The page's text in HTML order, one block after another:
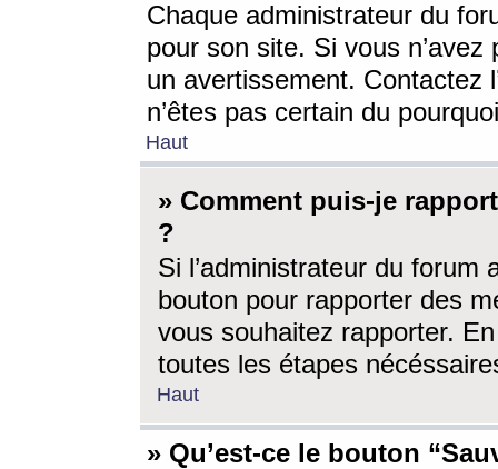
Chaque administrateur du
pour son site. Si vous
un avertissement. Contactez
n’êtes pas certain du
Haut
» Comment puis-je
?
Si l’administrateur du forum
bouton pour rapporter des
vous souhaitez rapporter.
toutes les étapes
Haut
» Qu’est-ce le bouton